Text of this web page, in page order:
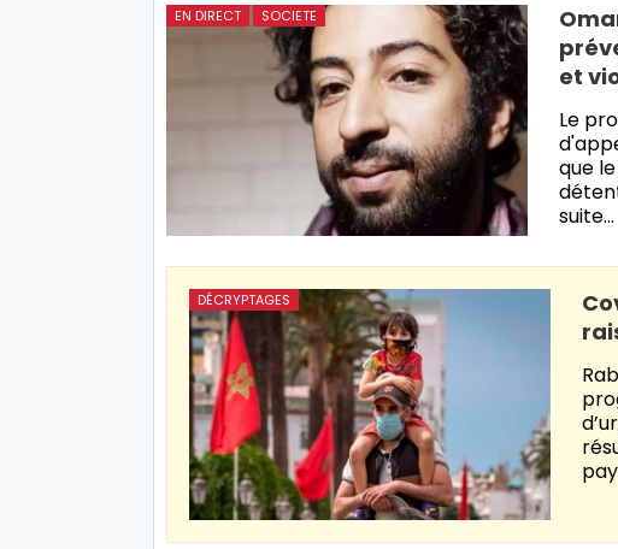
EN DIRECT SOCIETE
et
Le
que
suite…
DÉCRYPTAGES